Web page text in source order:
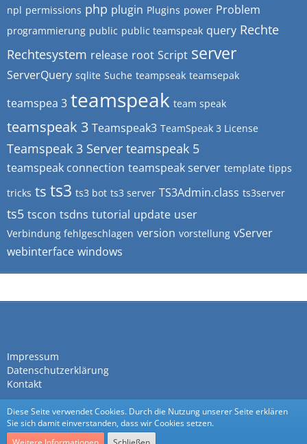
npl permissions php plugin Plugins power Problem
programmierung public public teamspeak query Rechte
Rechtesystem release root Script server
ServerQuery sqlite Suche teampseak teamsepak
teamspea 3 teamspeak team speak
teamspeak 3 Teamspeak3 TeamSpeak 3 License
Teamspeak 3 Server teamspeak 5
teamspeak connection teamspeak server template tipps
tricks ts ts3 ts3 bot ts3 server TS3Admin.class ts3server
ts5 tscon tsdns tutorial update user
Verbindung fehlgeschlagen version vorstellung vServer
webinterface windows
Impressum
Datenschutzerklärung
Kontakt
Diese Seite verwendet Cookies. Durch die Nutzung unserer Seite erklären
Sie sich damit einverstanden, dass wir Cookies setzen.